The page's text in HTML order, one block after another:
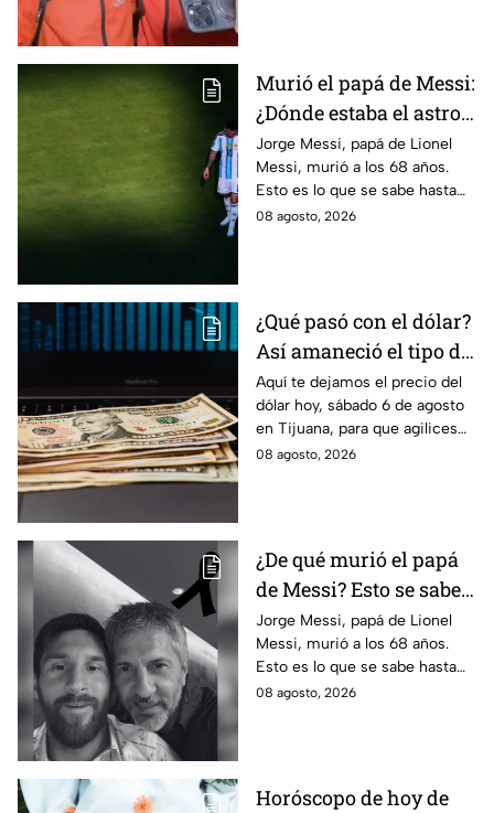
Murió el papá de Messi:
¿Dónde estaba el astro
argentino al conocer la
noticia?
Jorge Messi, papá de Lionel
Messi, murió a los 68 años.
Esto es lo que se sabe hasta
ahora sobre su fallecimiento y
08 agosto, 2026
¿Qué pasó con el dólar?
Así amaneció el tipo de
cambio hoy sábado 8 de
agosto en Tijuana
Aquí te dejamos el precio del
dólar hoy, sábado 6 de agosto
en Tijuana, para que agilices
tus cambios, compras y
08 agosto, 2026
¿De qué murió el papá
de Messi? Esto se sabe
sobre el fallecimiento
de Jorge Messi
Jorge Messi, papá de Lionel
Messi, murió a los 68 años.
Esto es lo que se sabe hasta
ahora sobre su fallecimiento
08 agosto, 2026
Horóscopo de hoy de